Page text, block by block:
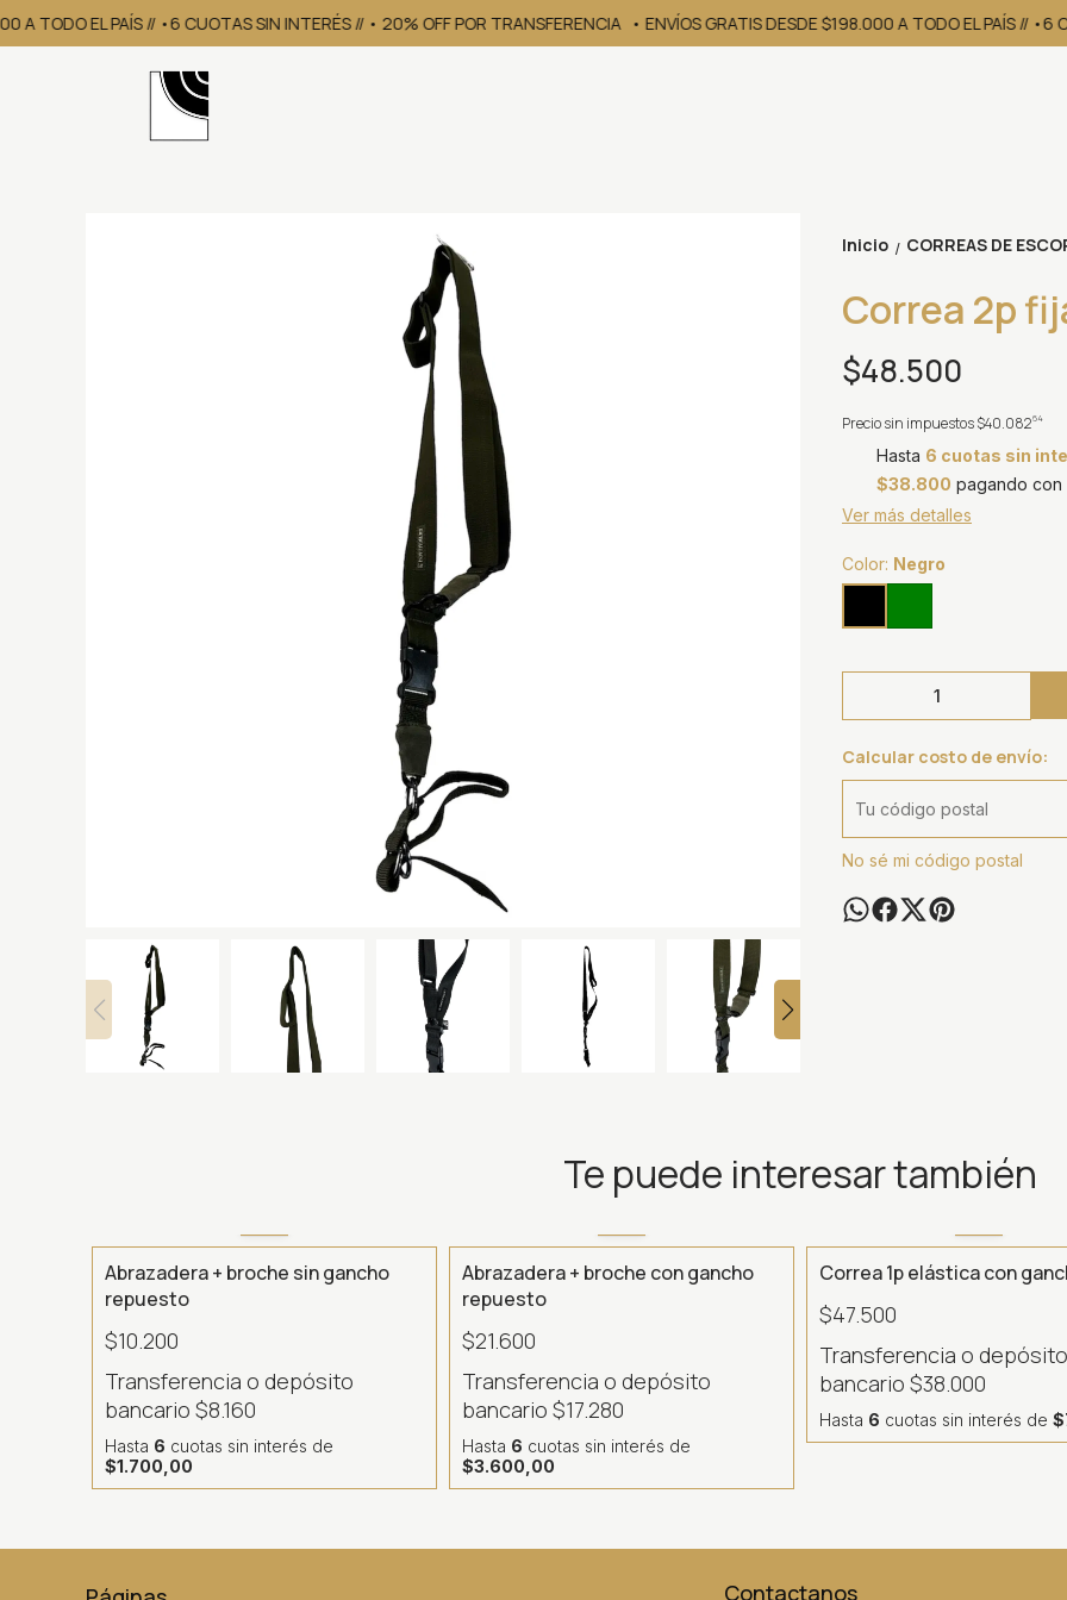
A TODO EL PAÍS // •6 CUOTAS SIN INTERÉS // • 20% OFF POR TRANSFERENCIA • ENVÍOS GRATIS DESDE $198.000 A TODO EL PAÍS // •6
Inicio / CORREAS DE
Correa 2p
$48.500
Precio sin impuestos$40.08264
Hasta 6 cuotas sin
$38.800 pagando con
Ver más detalles
Color: Negro
Calcular costo de envío:
No sé mi código postal
Te puede interesar también
Abrazadera + broche sin gancho
repuesto
$10.200
Transferencia o depósito
bancario $8.160
Hasta 6 cuotas sin interés de
$1.700,00
Abrazadera + broche con gancho
repuesto
$21.600
Transferencia o depósito
bancario $17.280
Hasta 6 cuotas sin interés de
$3.600,00
Correa 1p elástica con
$47.500
Transferencia o depósito
bancario $38.000
Hasta 6 cuotas sin interés de
Contactanos